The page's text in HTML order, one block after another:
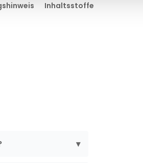
Inhaltsstoffe